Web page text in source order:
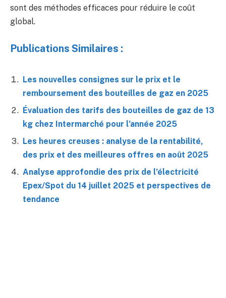
sont des méthodes efficaces pour réduire le coût
global.
Publications Similaires :
Les nouvelles consignes sur le prix et le
remboursement des bouteilles de gaz en 2025
Évaluation des tarifs des bouteilles de gaz de 13
kg chez Intermarché pour l’année 2025
Les heures creuses : analyse de la rentabilité,
des prix et des meilleures offres en août 2025
Analyse approfondie des prix de l’électricité
Epex/Spot du 14 juillet 2025 et perspectives de
tendance